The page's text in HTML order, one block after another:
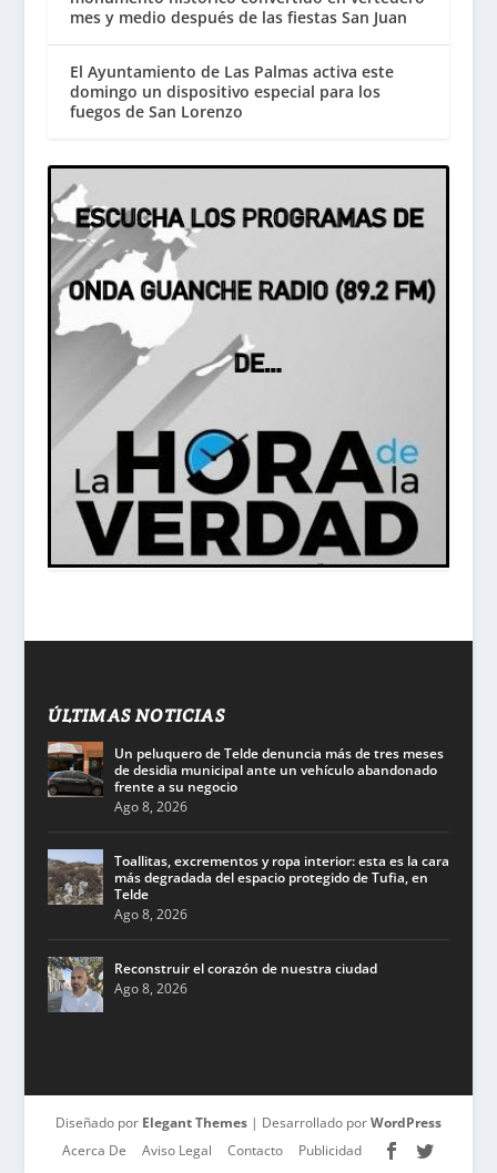
mes y medio después de las fiestas San Juan
El Ayuntamiento de Las Palmas activa este
domingo un dispositivo especial para los
fuegos de San Lorenzo
ÚLTIMAS NOTICIAS
Un peluquero de Telde denuncia más de tres meses
de desidia municipal ante un vehículo abandonado
frente a su negocio
Ago 8, 2026
Toallitas, excrementos y ropa interior: esta es la cara
más degradada del espacio protegido de Tufia, en
Telde
Ago 8, 2026
Reconstruir el corazón de nuestra ciudad
Ago 8, 2026
Diseñado por Elegant Themes| Desarrollado porWordPress
Acerca De
Aviso Legal Contacto Publicidad